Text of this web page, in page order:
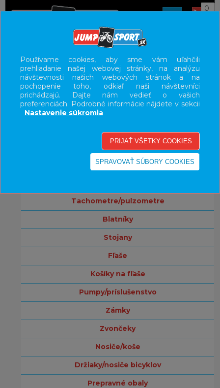
0
UŽÍVATEĽSKÝ PANEL
KATEGÓRIE
bicykle
doplnky
držiaky na mobil
tachometre/pulzometre
blatníky
stojany
fľaše
košíky na fľaše
pumpy/príslušenstvo
zámky
zvončeky
nosiče/koše
držiaky/nosiče bicyklov
prepravné obaly
Používame cookies, aby sme vám uľahčili
prehliadanie našej webovej stránky, na analýzu
návštevnosti našich webových stránok a na
pochopenie toho, odkiaľ naši návštevníci
prichádzajú. Dajte nám vedieť o vašich
preferenciách. Podrobné informácie nájdete v sekcii
- Nastavenie súkromia